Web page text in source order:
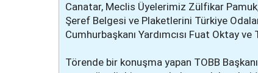
Canatar, Meclis Üyelerimiz Zülfikar
Şeref Belgesi ve Plaketlerini Türkiye
Cumhurbaşkanı Yardımcısı Fuat Oktay
Törende bir konuşma yapan TOBB